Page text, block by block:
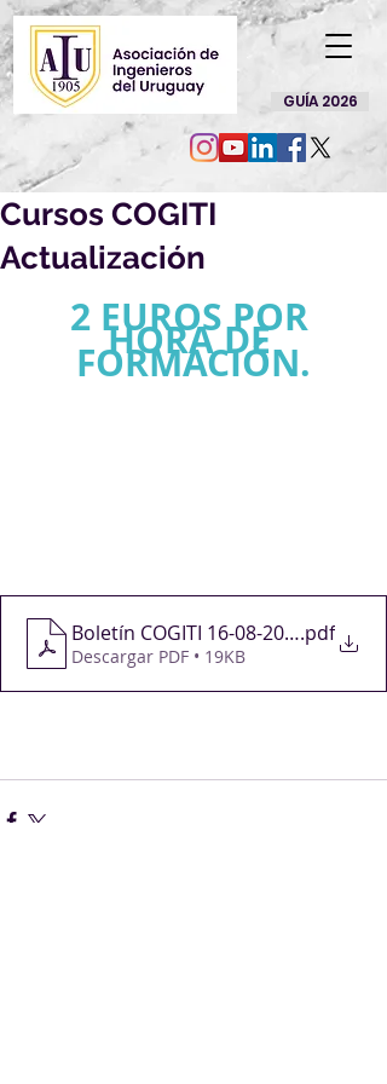
GUÍA 2026
Cursos COGITI
Actualización
2 EUROS POR
HORA DE
FORMACIÓN.
Boletín COGITI 16-08-2024.pdf
Descargar PDF • 19KB